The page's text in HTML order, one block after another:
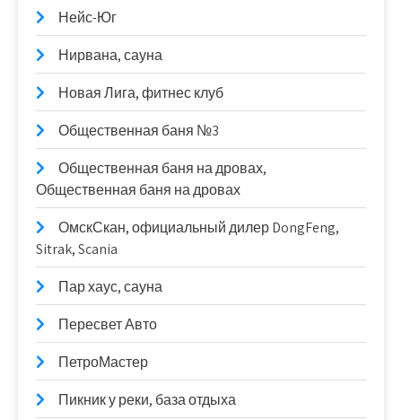
Нейс-Юг
Нирвана, сауна
Новая Лига, фитнес клуб
Общественная баня №3
Общественная баня на дровах,
Общественная баня на дровах
ОмскСкан, официальный дилер DongFeng,
Sitrak, Scania
Пар хаус, сауна
Пересвет Авто
ПетроМастер
Пикник у реки, база отдыха